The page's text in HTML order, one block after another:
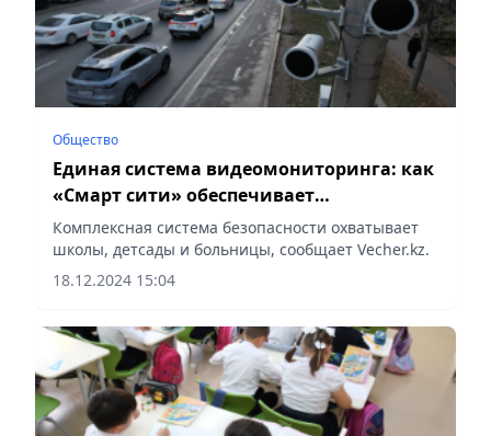
Общество
Единая система видеомониторинга: как
«Смарт сити» обеспечивает
безопасность Алматы
Комплексная система безопасности охватывает
школы, детсады и больницы, сообщает Vecher.kz.
18.12.2024 15:04